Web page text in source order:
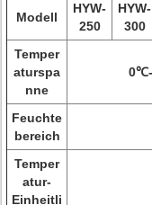
Modell
HYW-
250
HYW-
300
Temper
aturspa
nne
Feuchte
bereich
Temper
atur-
Einheitli